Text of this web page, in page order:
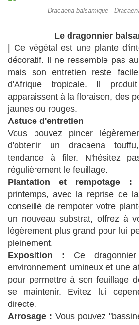
Dracaena balsamique -
Le dragonnier
Ce végétal est une plante
décoratif. Il ne ressemble pas
mais son entretien reste
d'Afrique tropicale. Il
apparaissent à la floraison, des
jaunes ou rouges.
Astuce d'entretien
Vous pouvez pincer
d'obtenir un dracaena
tendance à filer. N'hésitez
régulièrement le feuillage.
Plantation et rempotage :
printemps, avec la reprise de
conseillé de rempoter votre
un nouveau substrat, offrez à
légèrement plus grand pour lui
pleinement.
Exposition : Ce
environnement lumineux et une
pour permettre à son feuillage
se maintenir. Evitez lui
directe.
Arrosage : Vous pouvez